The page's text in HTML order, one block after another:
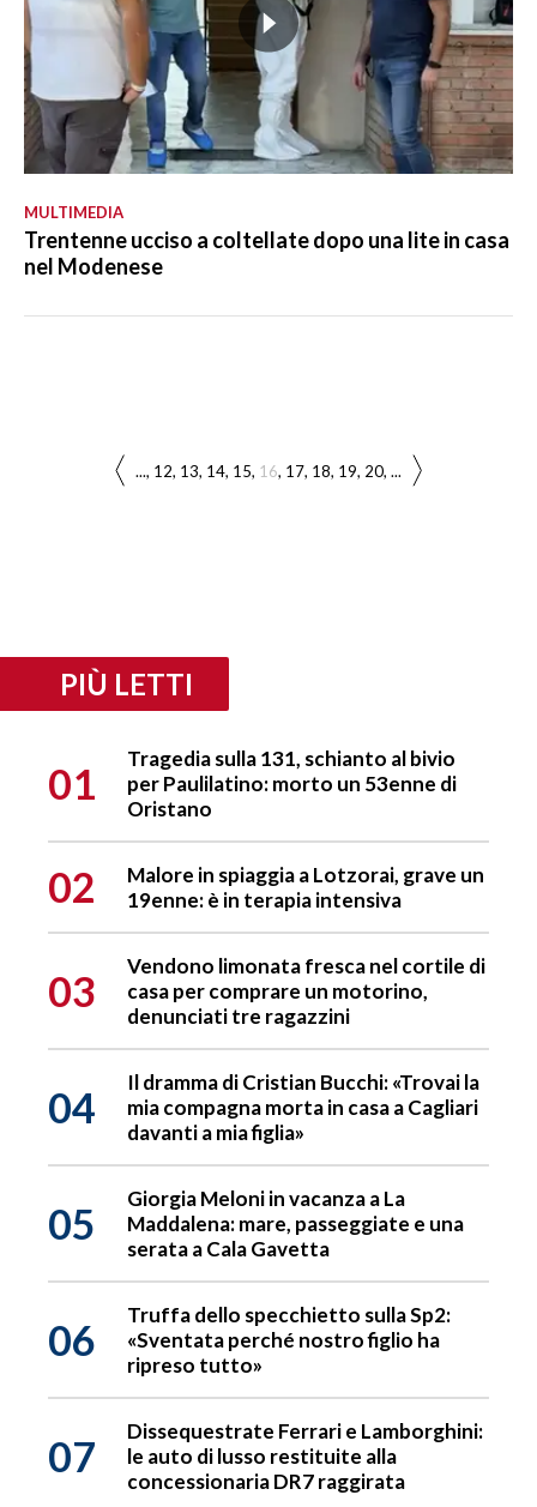
MULTIMEDIA
Trentenne ucciso a coltellate dopo una lite in casa
nel Modenese
... 12 13 14 15 16 17 18 19 20 ...
PIÙ LETTI
01
Tragedia sulla 131, schianto al bivio
per Paulilatino: morto un 53enne di
Oristano
02
Malore in spiaggia a Lotzorai, grave un
19enne: è in terapia intensiva
03
Vendono limonata fresca nel cortile di
casa per comprare un motorino,
denunciati tre ragazzini
04
Il dramma di Cristian Bucchi: «Trovai la
mia compagna morta in casa a Cagliari
davanti a mia figlia»
05
Giorgia Meloni in vacanza a La
Maddalena: mare, passeggiate e una
serata a Cala Gavetta
06
Truffa dello specchietto sulla Sp2:
«Sventata perché nostro figlio ha
ripreso tutto»
07
Dissequestrate Ferrari e Lamborghini:
le auto di lusso restituite alla
concessionaria DR7 raggirata